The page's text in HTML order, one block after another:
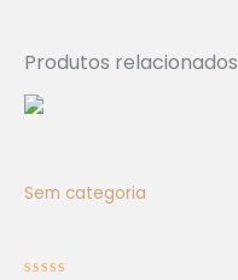
Produtos relacionados
Sem categoria